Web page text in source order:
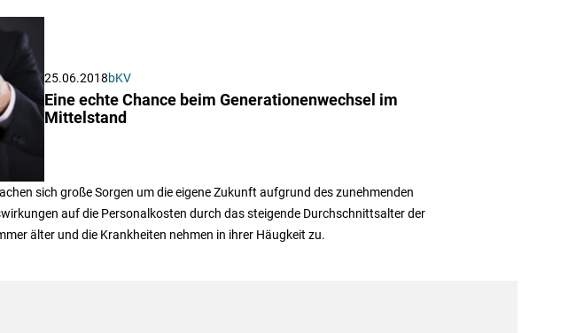
25.06.2018bKV
Eine echte Chance beim Generationenwechsel im
Mittelstand
sich große Sorgen um die eigene Zukunft aufgrund des zunehmenden
auf die Personalkosten durch das steigende Durchschnittsalter der
älter und die Krankheiten nehmen in ihrer Häugkeit zu.